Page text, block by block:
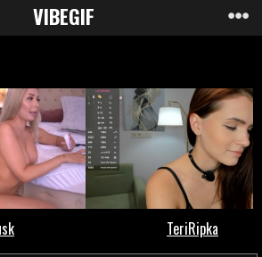
VIBEGIF